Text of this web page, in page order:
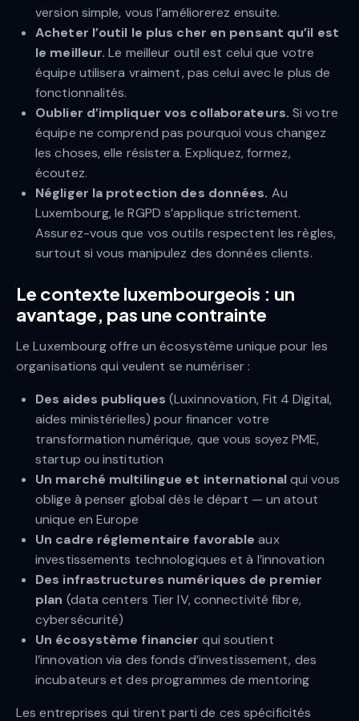
version simple, vous l’améliorerez ensuite.
Acheter l’outil le plus cher en pensant qu’il est
le meilleur. Le meilleur outil est celui que votre
équipe utilisera vraiment, pas celui avec le plus de
fonctionnalités.
Oublier d’impliquer vos collaborateurs. Si votre
équipe ne comprend pas pourquoi vous changez
les choses, elle résistera. Expliquez, formez,
écoutez.
Négliger la protection des données. Au
Luxembourg, le RGPD s’applique strictement.
Assurez-vous que vos outils respectent les règles,
surtout si vous manipulez des données clients.
Le contexte luxembourgeois : un
avantage, pas une contrainte
Le Luxembourg offre un écosystème unique pour les
organisations qui veulent se numériser :
Des aides publiques (Luxinnovation, Fit 4 Digital,
aides ministérielles) pour financer votre
transformation numérique, que vous soyez PME,
startup ou institution
Un marché multilingue et internationalqui vous
oblige à penser global dès le départ — un atout
unique en Europe
Un cadre réglementaire favorable aux
investissements technologiques et à l’innovation
Des infrastructures numériques de premier
plan (data centers Tier IV, connectivité fibre,
cybersécurité)
Un écosystème financier qui soutient
l’innovation via des fonds d’investissement, des
incubateurs et des programmes de mentoring
Les entreprises qui tirent parti de ces spécificités